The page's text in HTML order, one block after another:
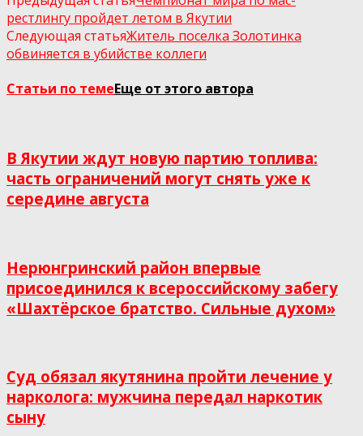
рестлингу пройдет летом в Якутии
Следующая статьяЖитель поселка Золотинка
обвиняется в убийстве коллеги
Статьи по темеЕще от этого автора
В Якутии ждут новую партию топлива:
часть ограничений могут снять уже к
середине августа
Нерюнгринский район впервые
присоединился к всероссийскому забегу
«Шахтёрское братство. Сильные духом»
Суд обязал якутянина пройти лечение у
нарколога: мужчина передал наркотик
сыну